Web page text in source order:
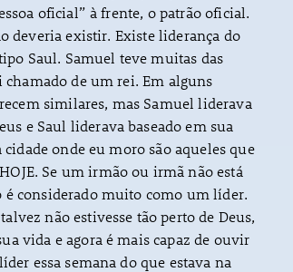
oficial” à frente, o patrão oficial.
deveria existir. Existe liderança do
Saul. Samuel teve muitas das
de um rei. Em alguns
similares, mas Samuel liderava
e Saul liderava baseado em sua
cidade onde eu moro são aqueles que
Se um irmão ou irmã não está
é considerado muito como um líder.
não estivesse tão perto de Deus,
vida e agora é mais capaz de ouvir
essa semana do que estava na